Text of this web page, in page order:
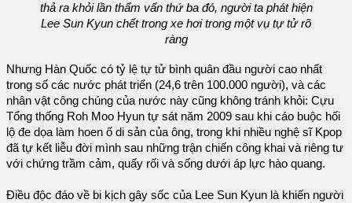
thả ra khỏi lần thẩm vấn thứ ba đó, người ta phát hiện
Lee Sun Kyun chết trong xe hơi trong một vụ tự tử rõ
ràng
Nhưng Hàn Quốc có tỷ lệ tự tử bình quân đầu người cao nhất
trong số các nước phát triển (24,6 trên 100.000 người), và các
nhân vật công chúng của nước này cũng không tránh khỏi: Cựu
Tổng thống Roh Moo Hyun tự sát năm 2009 sau khi cáo buộc hối
lộ đe dọa làm hoen ố di sản của ông, trong khi nhiều nghệ sĩ Kpop
đã tự kết liễu đời mình sau những trận chiến công khai và riêng tư
với chứng trầm cảm, quấy rối và sống dưới áp lực hào quang.
Điều độc đáo về bi kịch gây sốc của Lee Sun Kyun là khiến người